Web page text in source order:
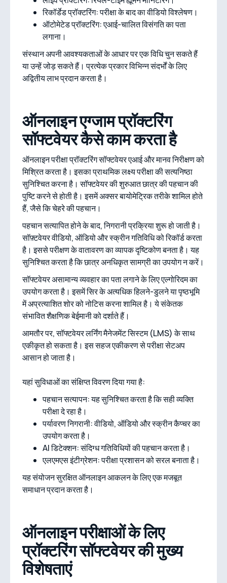
रिकॉर्डेड प्रॉक्टरिंग: परीक्षा के बाद का वीडियो विश्लेषण।
ऑटोमेटेड प्रॉक्टरिंग: एआई-चालित विसंगति का पता
लगाना।
संस्थान अपनी आवश्यकताओं के आधार पर एक विधि चुन सकते हैं
या उन्हें जोड़ सकते हैं। प्रत्येक प्रकार विभिन्न संदर्भों के लिए
अद्वितीय लाभ प्रदान करता है।
ऑनलाइन एग्जाम प्रॉक्टरिंग
सॉफ्टवेयर कैसे काम करता है
ऑनलाइन परीक्षा प्रॉक्टरिंग सॉफ्टवेयर एआई और मानव निरीक्षण को
मिश्रित करता है। इसका प्राथमिक लक्ष्य परीक्षा की सत्यनिष्ठा
सुनिश्चित करना है। सॉफ्टवेयर की शुरुआत छात्र की पहचान की
पुष्टि करने से होती है। इसमें अक्सर बायोमेट्रिक तरीके शामिल होते
हैं, जैसे कि चेहरे की पहचान।
पहचान सत्यापित होने के बाद, निगरानी प्रक्रिया शुरू हो जाती है।
सॉफ़्टवेयर वीडियो, ऑडियो और स्क्रीन गतिविधि को रिकॉर्ड करता
है। इससे परीक्षण के वातावरण का व्यापक दृष्टिकोण बनता है। यह
सुनिश्चित करता है कि छात्र अनधिकृत सामग्री का उपयोग न करें।
सॉफ्टवेयर असामान्य व्यवहार का पता लगाने के लिए एल्गोरिदम का
उपयोग करता है। इसमें सिर के अत्यधिक हिलने-डुलने या पृष्ठभूमि
में अप्रत्याशित शोर को नोटिस करना शामिल है। ये संकेतक
संभावित शैक्षणिक बेईमानी को दर्शाते हैं।
आमतौर पर, सॉफ्टवेयर लर्निंग मैनेजमेंट सिस्टम (LMS) के साथ
एकीकृत हो सकता है। इस सहज एकीकरण से परीक्षा सेटअप
आसान हो जाता है।
यहां सुविधाओं का संक्षिप्त विवरण दिया गया है:
पहचान सत्यापन: यह सुनिश्चित करता है कि सही व्यक्ति
परीक्षा दे रहा है।
पर्यावरण निगरानी: वीडियो, ऑडियो और स्क्रीन कैप्चर का
उपयोग करता है।
AI डिटेक्शन: संदिग्ध गतिविधियों की पहचान करता है।
एलएमएस इंटीग्रेशन: परीक्षा प्रशासन को सरल बनाता है।
यह संयोजन सुरक्षित ऑनलाइन आकलन के लिए एक मजबूत
समाधान प्रदान करता है।
ऑनलाइन परीक्षाओं के लिए
प्रॉक्टरिंग सॉफ्टवेयर की मुख्य
विशेषताएं